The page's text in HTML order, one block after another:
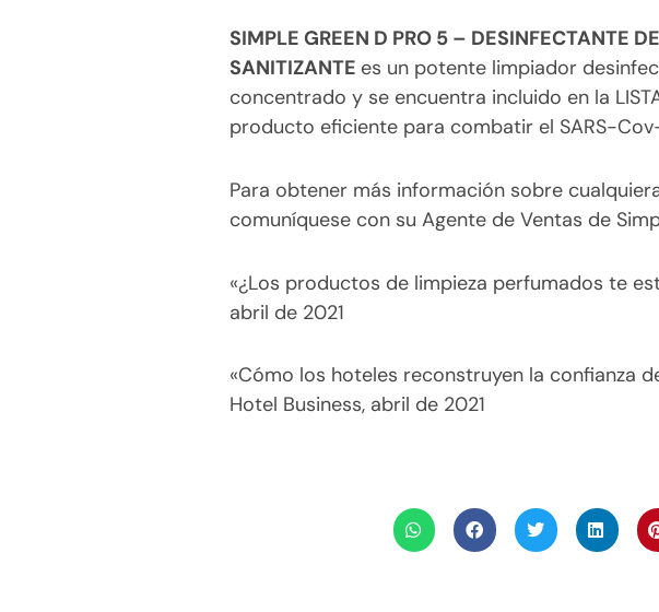
SIMPLE GREEN D PRO 5 – DESINFECTANTE
SANITIZANTE es un potente limpiador
concentrado y se encuentra incluido en la
producto eficiente para combatir el SARS-
Para obtener más información sobre
comuníquese con su Agente de Ventas de
«¿Los productos de limpieza perfumados te
abril de 2021
«Cómo los hoteles reconstruyen la confianza
Hotel Business, abril de 2021